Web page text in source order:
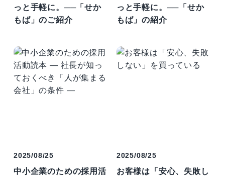
っと手軽に。──「せか
もば」のご紹介
っと手軽に。──「せか
もば」の紹介
2025/08/25
中小企業のための採用活
2025/08/25
お客様は「安心、失敗し